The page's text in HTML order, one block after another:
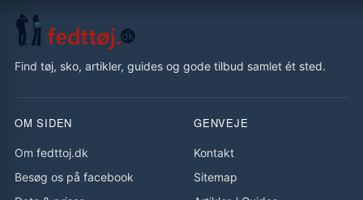
Find tøj, sko, artikler, guides og gode tilbud samlet ét sted.
OM SIDEN
Om fedttoj.dk
Besøg os på facebook
GENVEJE
Kontakt
Sitemap